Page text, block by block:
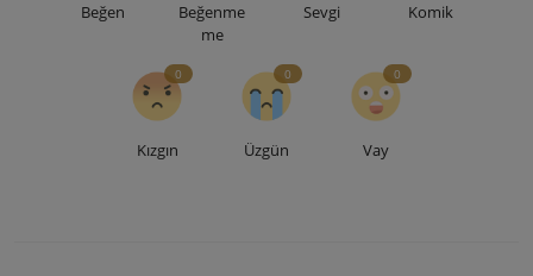
Beğen
Beğenme
me
Sevgi Komik
Kızgın
0
Üzgün
0
Vay
0